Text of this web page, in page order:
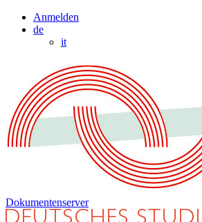
Anmelden
de
it
Dokumentenserver